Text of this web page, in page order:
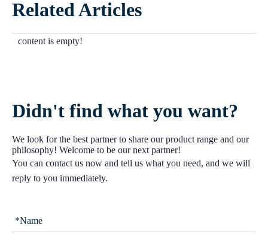
Related Articles
content is empty!
Didn't find what you want?
We look for the best partner to share our product range and our
philosophy! Welcome to be our next partner!
You can contact us now and tell us what you need, and we will
reply to you immediately.